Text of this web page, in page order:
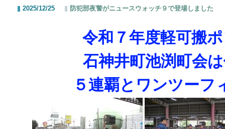
2025/12/25 防犯部夜警がニュースウォッチ９で登場しました
令和７年度軽可搬
石神井町池渕町会は
５連覇とワンツーフ